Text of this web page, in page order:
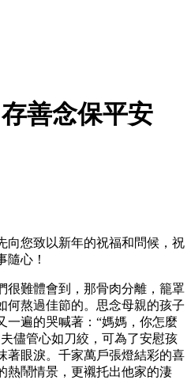
善念保平安
向您致以新年的祝福和問候，祝
隨心！
很難體會到，那骨肉分離，籠罩
何熬過佳節的。思念母親的孩子
一遍的哭喊著：“媽媽，你怎麼
儘管心如刀絞，可為了安慰孩
著眼淚。千家萬戶張燈結彩的喜
熱鬧情景，更襯托出他家的淒